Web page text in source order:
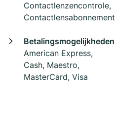
Contactlenzencontrole,
Contactlensabonnement
Betalingsmogelijkheden
American Express,
Cash, Maestro,
MasterCard, Visa